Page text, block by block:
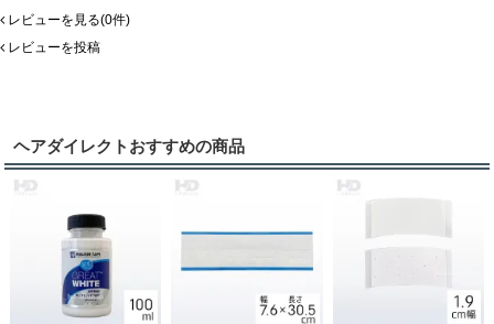
レビューを見る(0件)
レビューを投稿
ヘアダイレクトおすすめの商品